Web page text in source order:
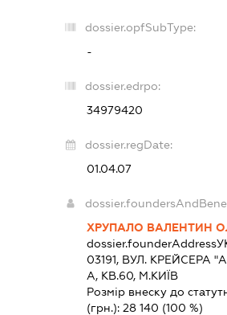
dossier.opfSubType:
-
dossier.edrpo:
34979420
dossier.regDate:
01.04.07
ХРУПАЛО ВАЛЕНТИН
dossier.founderAddress
03191, ВУЛ. КРЕЙСЕРА
А, КВ.60, М.КИЇВ
Розмір внеску до
(грн.): 28 140 (100 %)